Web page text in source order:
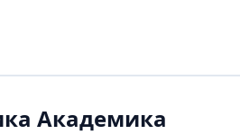
Академика